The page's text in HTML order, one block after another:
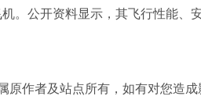
。公开资料显示，其飞行性能、
原作者及站点所有，如有对您造成